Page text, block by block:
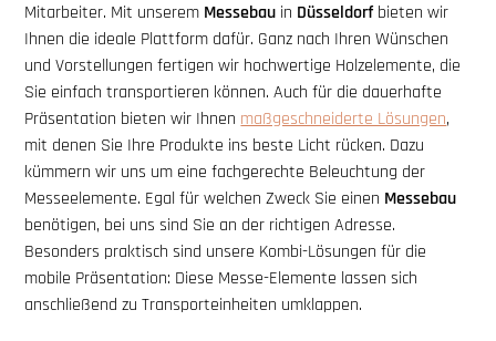
Mitarbeiter. Mit unserem Messebau in Düsseldorfbieten wir
Ihnen die ideale Plattform dafür. Ganz nach Ihren Wünschen
und Vorstellungen fertigen wir hochwertige Holzelemente, die
Sie einfach transportieren können. Auch für die dauerhafte
Präsentation bieten wir Ihnen maßgeschneiderte Lösungen,
mit denen Sie Ihre Produkte ins beste Licht rücken. Dazu
kümmern wir uns um eine fachgerechte Beleuchtung der
Messeelemente. Egal für welchen Zweck Sie einen Messebau
benötigen, bei uns sind Sie an der richtigen Adresse.
Besonders praktisch sind unsere Kombi-Lösungen für die
mobile Präsentation: Diese Messe-Elemente lassen sich
anschließend zu Transporteinheiten umklappen.